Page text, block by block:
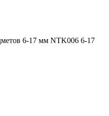
6-17 мм NTK006 6-17